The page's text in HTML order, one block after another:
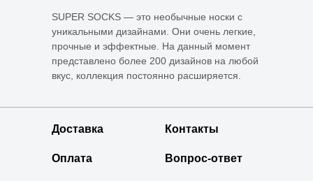
SUPER SOCKS — это необычные носки с
уникальными дизайнами. Они очень легкие,
прочные и эффектные. На данный момент
представлено более 200 дизайнов на любой
вкус, коллекция постоянно расширяется.
Оплата
Доставка
Вопрос-ответ
Контакты